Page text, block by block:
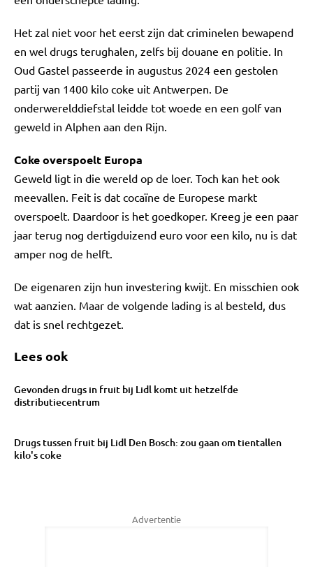
Het zal niet voor het eerst zijn dat criminelen bewapend
en wel drugs terughalen, zelfs bij douane en politie. In
Oud Gastel passeerde in augustus 2024 een gestolen
partij van 1400 kilo coke uit Antwerpen. De
onderwerelddiefstal leidde tot woede en een golf van
geweld in Alphen aan den Rijn.
Coke overspoelt Europa
Geweld ligt in die wereld op de loer. Toch kan het ook
meevallen. Feit is dat cocaïne de Europese markt
overspoelt. Daardoor is het goedkoper. Kreeg je een paar
jaar terug nog dertigduizend euro voor een kilo, nu is dat
amper nog de helft.
De eigenaren zijn hun investering kwijt. En misschien ook
wat aanzien. Maar de volgende lading is al besteld, dus
dat is snel rechtgezet.
Lees ook
Gevonden drugs in fruit bij Lidl komt uit hetzelfde
distributiecentrum
Drugs tussen fruit bij Lidl Den Bosch: zou gaan om tientallen
kilo's coke
Advertentie